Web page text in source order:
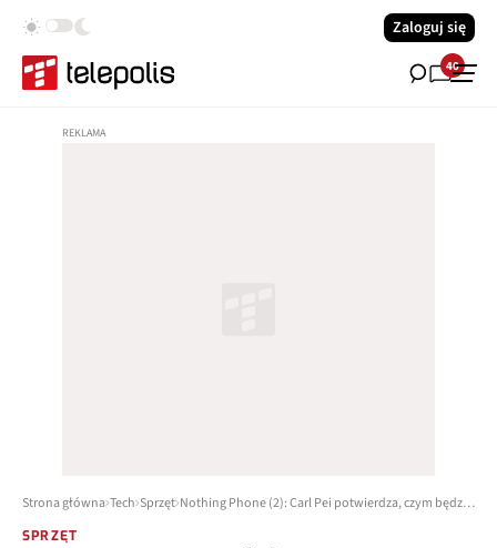
Zaloguj się
40
Strona główna Tech Sprzęt Nothing Phone (2): Carl Pei potwierdza, czym będzie napędzany
SPRZĘT